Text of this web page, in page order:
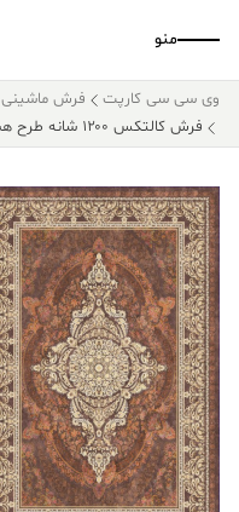
منو
وی سی سی کارپت فرش ماشینی
فرش کالتکس ۱۲۰۰ شانه طرح هستی قهوه‌ای